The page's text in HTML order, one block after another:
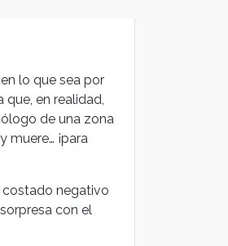
lo que sea por
en realidad,
de una zona
muere… ¡para
costado negativo
con el